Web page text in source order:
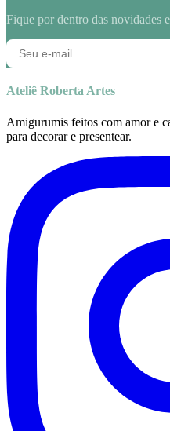
Fique por dentro das novidades
Ateliê Roberta Artes
Amigurumis feitos com amor e
para decorar e presentear.